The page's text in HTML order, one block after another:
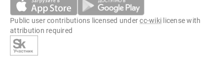
Public user contributions licensed undercc-wiki license with
attribution required